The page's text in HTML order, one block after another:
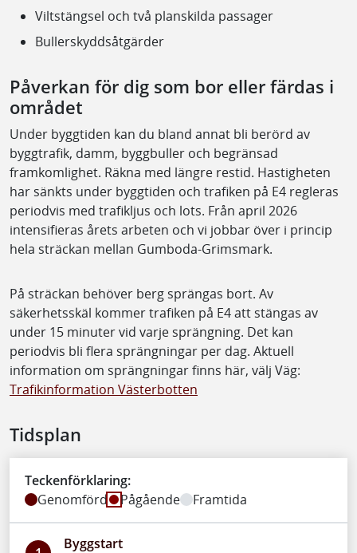
Viltstängsel och två planskilda passager
Bullerskyddsåtgärder
Påverkan för dig som bor eller färdas i
området
Under byggtiden kan du bland annat bli berörd av
byggtrafik, damm, byggbuller och begränsad
framkomlighet. Räkna med längre restid. Hastigheten
har sänkts under byggtiden och trafiken på E4 regleras
periodvis med trafikljus och lots. Från april 2026
intensifieras årets arbeten och vi jobbar över i princip
hela sträckan mellan Gumboda-Grimsmark.
På sträckan behöver berg sprängas bort. Av
säkerhetsskäl kommer trafiken på E4 att stängas av
under 15 minuter vid varje sprängning. Det kan
periodvis bli flera sprängningar per dag. Aktuell
information om sprängningar finns här, välj Väg:
Trafikinformation Västerbotten
Tidsplan
Teckenförklaring:
Genomförd
Pågående Framtida
Byggstart